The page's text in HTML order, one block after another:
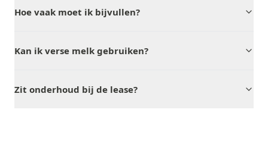
Hoe vaak moet ik bijvullen?
Kan ik verse melk gebruiken?
Zit onderhoud bij de lease?